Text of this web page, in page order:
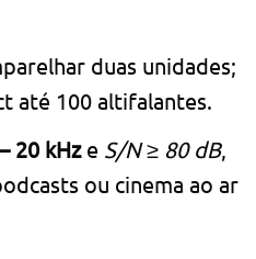
duas unidades;
até 100 altifalantes.
20 kHze S/N ≥ 80 dB,
ou cinema ao ar